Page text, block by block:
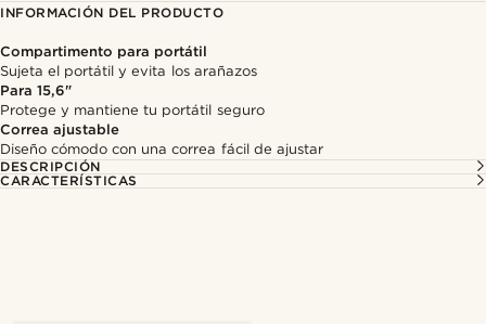
INFORMACIÓN DEL PRODUCTO
Compartimento para portátil
Sujeta el portátil y evita los arañazos
Para 15,6"
Protege y mantiene tu portátil seguro
Correa ajustable
Diseño cómodo con una correa fácil de ajustar
DESCRIPCIÓN
CARACTERÍSTICAS